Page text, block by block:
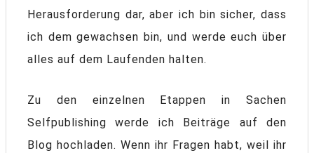
Herausforderung dar, aber ich bin sicher, dass
ich dem gewachsen bin, und werde euch über
alles auf dem Laufenden halten.
Zu den einzelnen Etappen in Sachen
Selfpublishing werde ich Beiträge auf den
Blog hochladen. Wenn ihr Fragen habt, weil ihr